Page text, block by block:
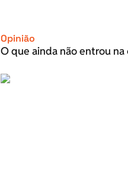
Opinião
O que ainda não entrou